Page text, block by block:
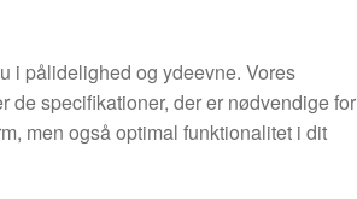
i pålidelighed og ydeevne. Vores
de specifikationer, der er nødvendige for
men også optimal funktionalitet i dit